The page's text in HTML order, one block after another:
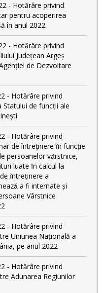
- Hotărâre privind
pentru acoperirea
în anul 2022
- Hotărâre privind
Județean Argeș
de Dezvoltare
- Hotărâre privind
Statului de funcții ale
- Hotărâre privind
de întreţinere ȋn funcție
persoanelor vȃrstnice,
luate ȋn calcul la
ȋntreținere a
a fi internate și
Vârstnice
- Hotărâre privind
Uniunea Națională a
pe anul 2022
- Hotărâre privind
Adunarea Regiunilor